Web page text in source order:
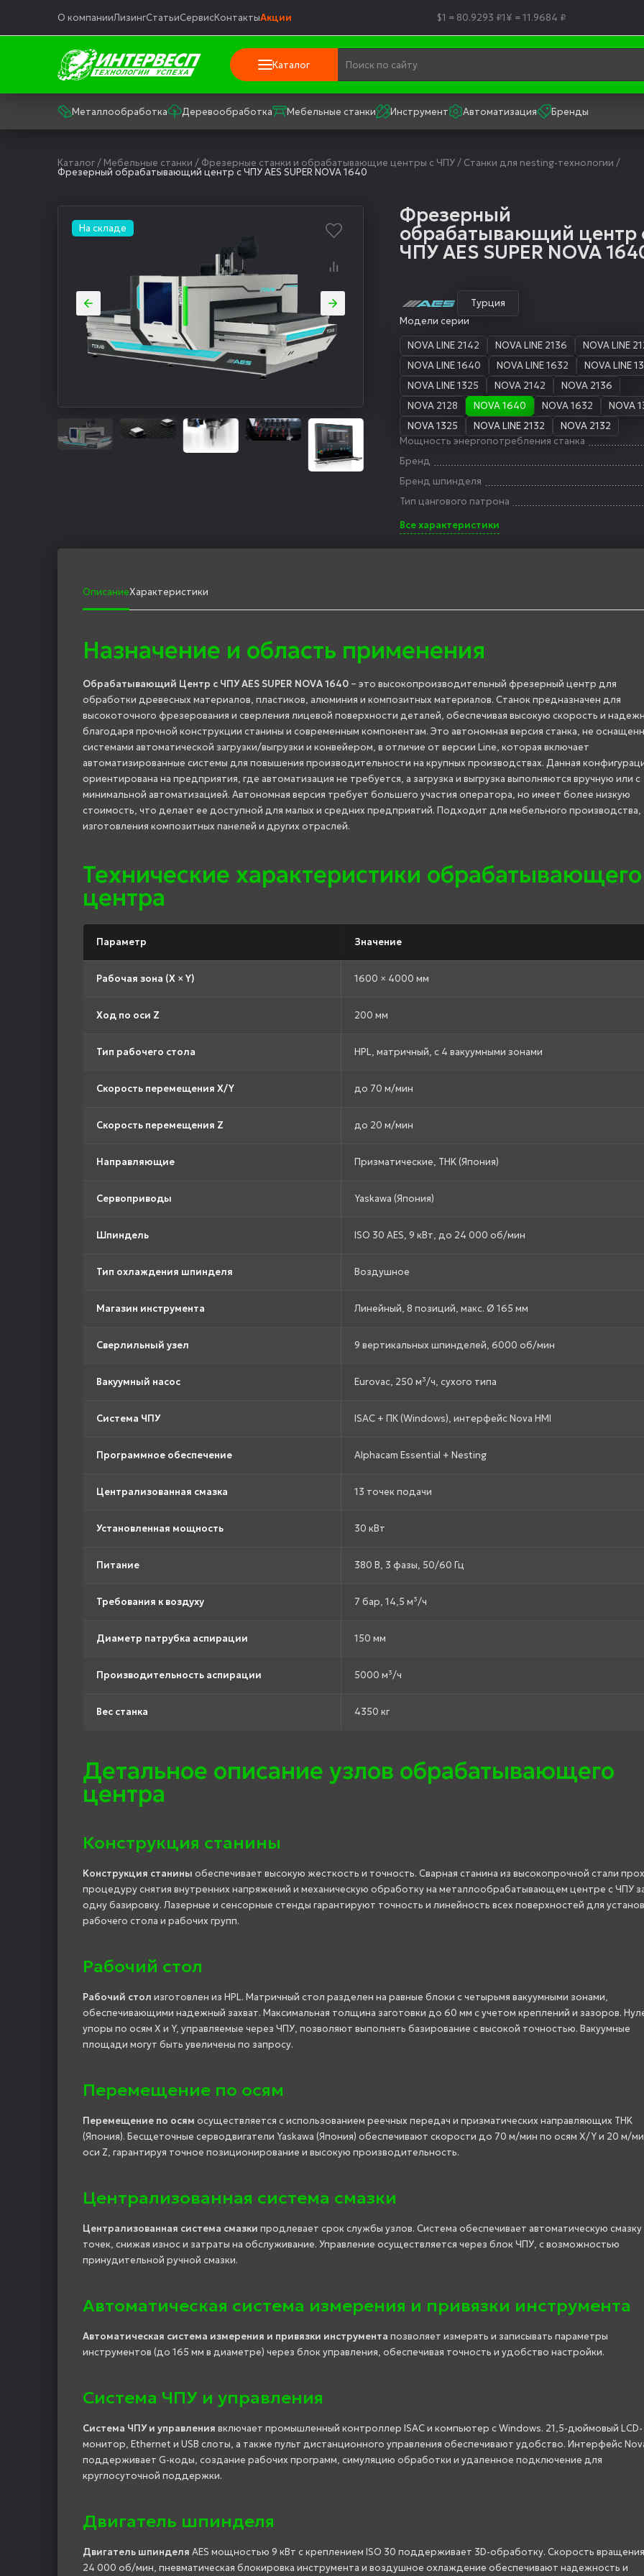
О компанииЛизингСтатьиСервисКонтактыАкции $1 = 80.9293 ₽1¥ = 11.9684 ₽
Каталог
Металлообработка Деревообработка Мебельные станки Инструмент Автоматизация Бренды
Каталог/ Мебельные станки / Фрезерные станки и обрабатывающие центры с ЧПУ/ Станки для nesting-технологии /
Фрезерный обрабатывающий центр с ЧПУ AES SUPER NOVA 1640
На складе
Фрезерный
обрабатывающий центр
ЧПУ AES SUPER NOVA
Турция
Модели серии
NOVA LINE 2142
NOVA LINE 2136
NOVA LINE
NOVA LINE 1640
NOVA LINE 1632
NOVA LINE
NOVA LINE 1325
NOVA 2142
NOVA 2136
NOVA 2128
NOVA 1640 NOVA 1632
NOVA
NOVA 1325
NOVA LINE 2132
NOVA 2132
Мощность энергопотребления станка
Бренд
Бренд шпинделя
Тип цангового патрона
Все характеристики
ОписаниеХарактеристики
Назначение и область применения
Обрабатывающий Центр с ЧПУ AES SUPER NOVA 1640 – это высокопроизводительный фрезерный центр для
обработки древесных материалов, пластиков, алюминия и композитных материалов. Станок предназначен для
высокоточного фрезерования и сверления лицевой поверхности деталей, обеспечивая высокую скорость и
благодаря прочной конструкции станины и современным компонентам. Это автономная версия станка, не
системами автоматической загрузки/выгрузки и конвейером, в отличие от версии Line, которая включает
автоматизированные системы для повышения производительности на крупных производствах. Данная
ориентирована на предприятия, где автоматизация не требуется, а загрузка и выгрузка выполняются вручную или с
минимальной автоматизацией. Автономная версия требует большего участия оператора, но имеет более низкую
стоимость, что делает ее доступной для малых и средних предприятий. Подходит для мебельного производства,
изготовления композитных панелей и других отраслей.
Технические характеристики обрабатывающего
центра
Параметр Значение
Рабочая зона (X × Y) 1600 × 4000 мм
Ход по оси Z 200 мм
Тип рабочего стола HPL, матричный, с 4 вакуумными зонами
Скорость перемещения X/Y до 70 м/мин
Скорость перемещения Z до 20 м/мин
Направляющие Призматические, THK (Япония)
Сервоприводы Yaskawa (Япония)
Шпиндель ISO 30 AES, 9 кВт, до 24 000 об/мин
Тип охлаждения шпинделя Воздушное
Магазин инструмента Линейный, 8 позиций, макс. Ø 165 мм
Сверлильный узел 9 вертикальных шпинделей, 6000 об/мин
Вакуумный насос Eurovac, 250 м³/ч, сухого типа
Система ЧПУ ISAC + ПК (Windows), интерфейс Nova HMI
Программное обеспечение Alphacam Essential + Nesting
Централизованная смазка 13 точек подачи
Установленная мощность 30 кВт
Питание 380 В, 3 фазы, 50/60 Гц
Требования к воздуху 7 бар, 14,5 м³/ч
Диаметр патрубка аспирации 150 мм
Производительность аспирации 5000 м³/ч
Вес станка 4350 кг
Детальное описание узлов обрабатывающего
центра
Конструкция станины
Конструкция станины обеспечивает высокую жесткость и точность. Сварная станина из высокопрочной стали
процедуру снятия внутренних напряжений и механическую обработку на металлообрабатывающем центре с ЧПУ
одну базировку. Лазерные и сенсорные стенды гарантируют точность и линейность всех поверхностей для
рабочего стола и рабочих групп.
Рабочий стол
Рабочий стол изготовлен из HPL. Матричный стол разделен на равные блоки с четырьмя вакуумными зонами,
обеспечивающими надежный захват. Максимальная толщина заготовки до 60 мм с учетом креплений и зазоров.
упоры по осям X и Y, управляемые через ЧПУ, позволяют выполнять базирование с высокой точностью. Вакуумные
площади могут быть увеличены по запросу.
Перемещение по осям
Перемещение по осям осуществляется с использованием реечных передач и призматических направляющих THK
(Япония). Бесщеточные серводвигатели Yaskawa (Япония) обеспечивают скорости до 70 м/мин по осям X/Y и 20 м/
оси Z, гарантируя точное позиционирование и высокую производительность.
Централизованная система смазки
Централизованная система смазки продлевает срок службы узлов. Система обеспечивает автоматическую смазку
точек, снижая износ и затраты на обслуживание. Управление осуществляется через блок ЧПУ, с возможностью
принудительной ручной смазки.
Автоматическая система измерения и привязки инструмента
Автоматическая система измерения и привязки инструмента позволяет измерять и записывать параметры
инструментов (до 165 мм в диаметре) через блок управления, обеспечивая точность и удобство настройки.
Система ЧПУ и управления
Система ЧПУ и управления включает промышленный контроллер ISAC и компьютер с Windows. 21,5-дюймовый LCD-
монитор, Ethernet и USB слоты, а также пульт дистанционного управления обеспечивают удобство. Интерфейс
поддерживает G-коды, создание рабочих программ, симуляцию обработки и удаленное подключение для
круглосуточной поддержки.
Двигатель шпинделя
Двигатель шпинделя AES мощностью 9 кВт с креплением ISO 30 поддерживает 3D-обработку. Скорость
24 000 об/мин, пневматическая блокировка инструмента и воздушное охлаждение обеспечивают надежность и